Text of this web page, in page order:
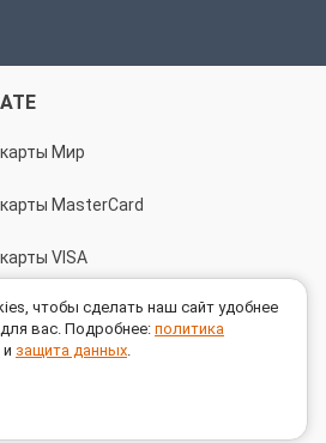
чтобы сделать наш сайт удобнее
вас. Подробнее: политика
и защита данных.